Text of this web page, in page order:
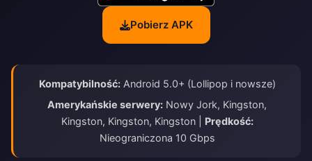
Pobierz APK
Kompatybilność:Android 5.0+ (Lollipop i nowsze)
Amerykańskie serwery: Nowy Jork, Kingston,
Kingston, Kingston, Kingston | Prędkość:
Nieograniczona 10 Gbps